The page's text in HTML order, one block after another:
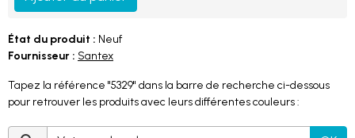
État du produit : Neuf
Fournisseur : Santex
Tapez la référence "5329" dans la barre de recherche ci-dessous
pour retrouver les produits avec leurs différentes couleurs :